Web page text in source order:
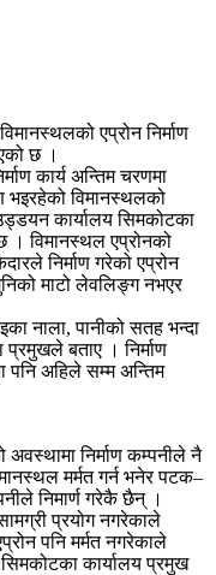
एप्रोन निर्माण
छ ।
कार्य अन्तिम चरणमा
भइरहेको विमानस्थलको
कार्यालय सिमकोटका
। विमानस्थल एप्रोनको
निर्माण गरेको एप्रोन
माटो लेवलिङ्ग नभएर
नाला, पानीको सतह भन्दा
बताए । निर्माण
पनि अहिले सम्म अन्तिम
अवस्थामा निर्माण कम्पनीले नै
मर्मत गर्न भनेर पटक–
निमार्ण गरेकै छैन् ।
प्रयोग नगरेकाले
पनि मर्मत नगरेकाले
कार्यालय प्रमुख